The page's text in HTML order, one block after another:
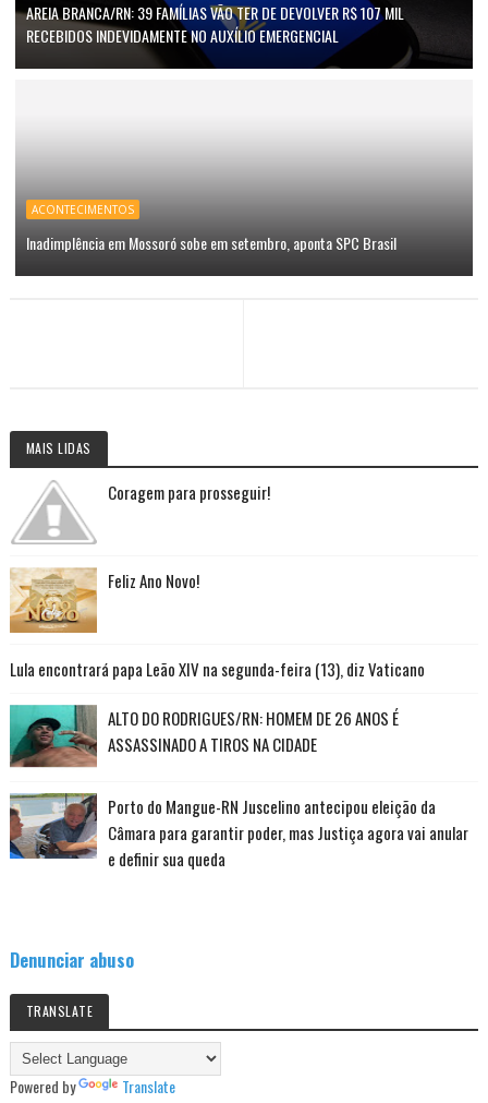
AREIA BRANCA/RN: 39 FAMÍLIAS VÃO TER DE DEVOLVER R$ 107 MIL
RECEBIDOS INDEVIDAMENTE NO AUXÍLIO EMERGENCIAL
ACONTECIMENTOS
Inadimplência em Mossoró sobe em setembro, aponta SPC Brasil
MAIS LIDAS
Coragem para prosseguir!
Feliz Ano Novo!
Lula encontrará papa Leão XIV na segunda-feira (13), diz Vaticano
ALTO DO RODRIGUES/RN: HOMEM DE 26 ANOS É
ASSASSINADO A TIROS NA CIDADE
Porto do Mangue-RN Juscelino antecipou eleição da
Câmara para garantir poder, mas Justiça agora vai anular
e definir sua queda
Denunciar abuso
TRANSLATE
Powered by Translate